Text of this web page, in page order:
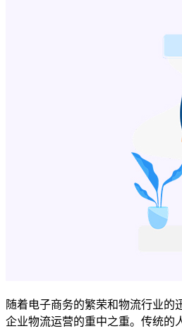
随着电子商务的繁荣和物流行业的
企业物流运营的重中之重。传统的